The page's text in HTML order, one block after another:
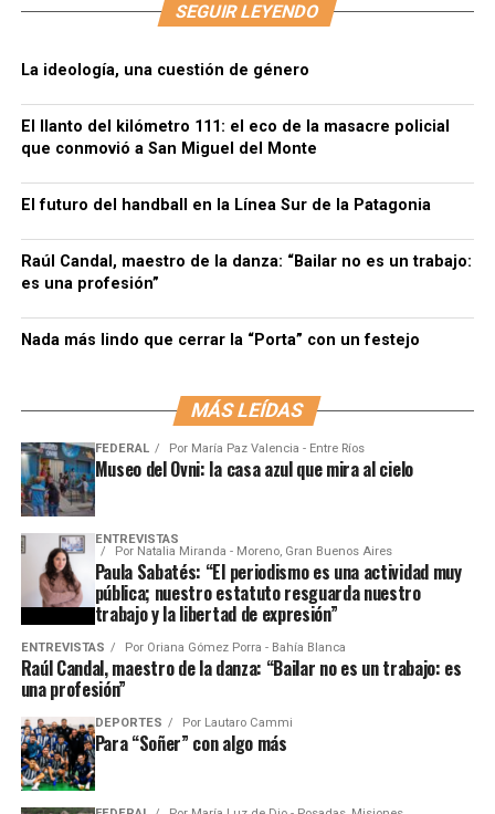
SEGUIR LEYENDO
La ideología, una cuestión de género
El llanto del kilómetro 111: el eco de la masacre policial
que conmovió a San Miguel del Monte
El futuro del handball en la Línea Sur de la Patagonia
Raúl Candal, maestro de la danza: “Bailar no es un trabajo:
es una profesión”
Nada más lindo que cerrar la “Porta” con un festejo
MÁS LEÍDAS
FEDERAL Por María Paz Valencia - Entre Ríos
Museo del Ovni: la casa azul que mira al cielo
ENTREVISTAS
Por Natalia Miranda - Moreno, Gran Buenos Aires
Paula Sabatés: “El periodismo es una actividad muy
pública; nuestro estatuto resguarda nuestro
trabajo y la libertad de expresión”
ENTREVISTAS Por Oriana Gómez Porra - Bahía Blanca
Raúl Candal, maestro de la danza: “Bailar no es un trabajo: es
una profesión”
DEPORTES Por Lautaro Cammi
Para “Soñer” con algo más